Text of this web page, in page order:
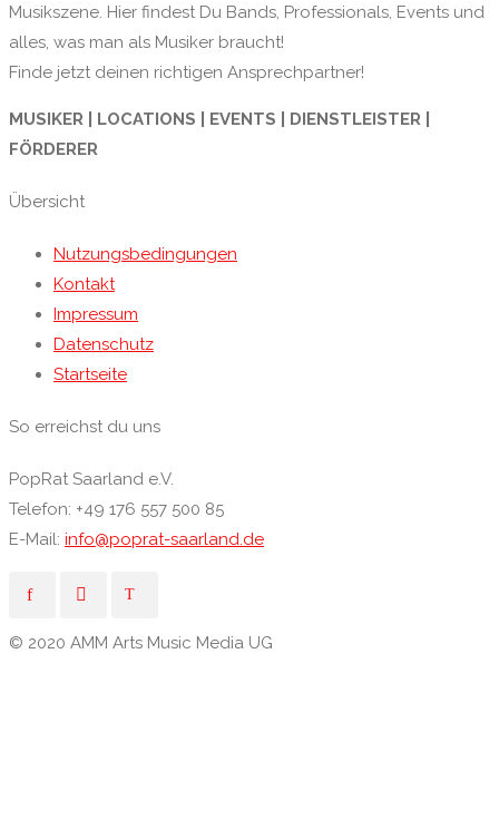
Musikszene. Hier findest Du Bands, Professionals, Events und
alles, was man als Musiker braucht!
Finde jetzt deinen richtigen Ansprechpartner!
MUSIKER | LOCATIONS | EVENTS | DIENSTLEISTER |
FÖRDERER
Übersicht
Nutzungsbedingungen
Kontakt
Impressum
Datenschutz
Startseite
So erreichst du uns
PopRat Saarland e.V.
Telefon: +49 176 557 500 85
E-Mail: info@poprat-saarland.de
© 2020 AMM Arts Music Media UG